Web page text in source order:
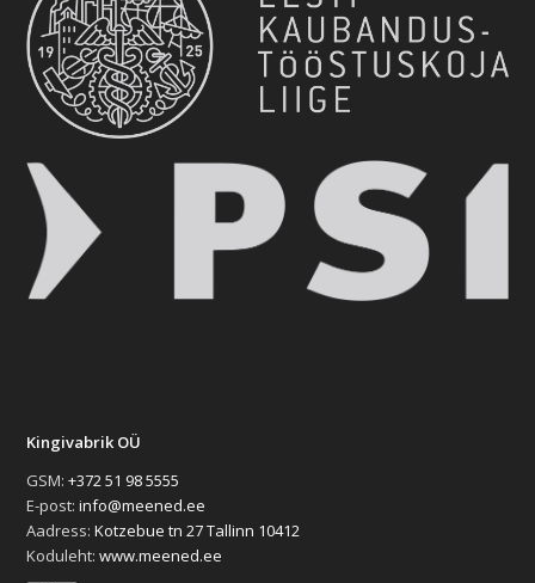
Kingivabrik OÜ
GSM:+372 51 98 5555
E-post:info@meened.ee
Aadress:Kotzebue tn 27 Tallinn 10412
Koduleht:www.meened.ee